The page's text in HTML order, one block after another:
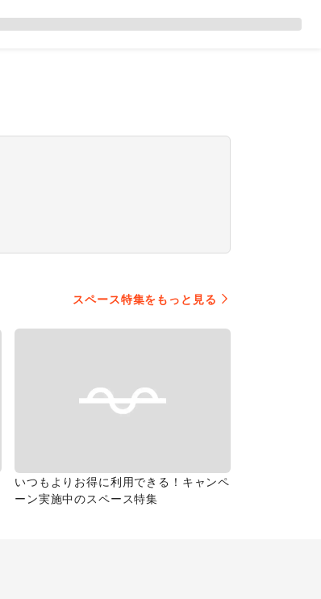
スペース特集をもっと見る
いつもよりお得に利用できる！キャンペ
ーン実施中のスペース特集